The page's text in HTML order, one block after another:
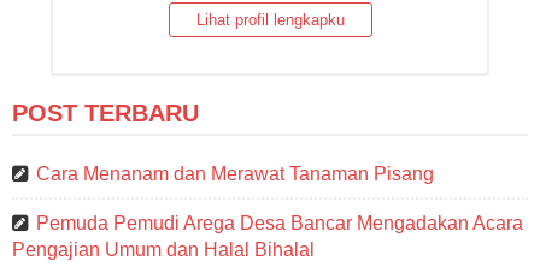
Lihat profil lengkapku
POST TERBARU
Cara Menanam dan Merawat Tanaman Pisang
Pemuda Pemudi Arega Desa Bancar Mengadakan Acara
Pengajian Umum dan Halal Bihalal